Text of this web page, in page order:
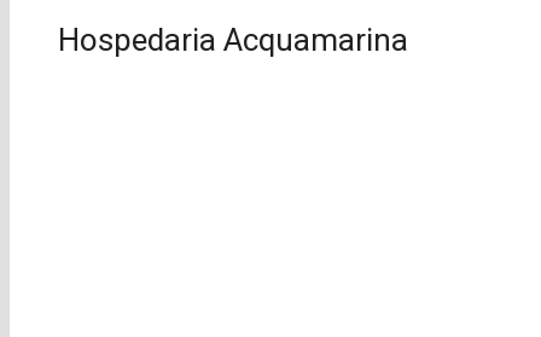
Hospedaria Acquamarina